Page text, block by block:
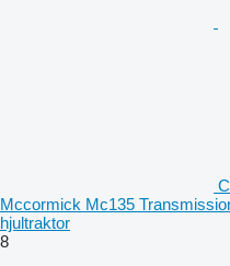
Mccormick Mc135
hjultraktor
8